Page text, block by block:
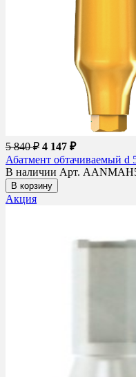
5 840 ₽ 4 147 ₽
Абатмент обтачиваемый
В наличии Арт.
В корзину
Акция